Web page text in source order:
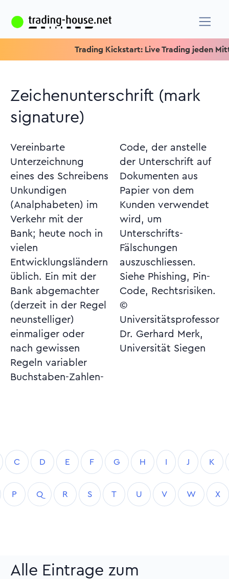
Trading Kickstart: Live Trading jeden
Zeichenunterschrift (mark
signature)
Vereinbarte
Unterzeichnung
eines des Schreibens
Unkundigen
(Analphabeten) im
Verkehr mit der
Bank; heute noch in
vielen
Entwicklungsländern
üblich. Ein mit der
Bank abgemachter
(derzeit in der Regel
neunstelliger)
einmaliger oder
nach gewissen
Regeln variabler
Buchstaben-Zahlen-
Code, der anstelle
der Unterschrift auf
Dokumenten aus
Papier von dem
Kunden verwendet
wird, um
Unterschrifts-
Fälschungen
auszuschliessen.
Siehe Phishing, Pin-
Code, Rechtsrisiken.
©
Universitätsprofessor
Dr. Gerhard Merk,
Universität Siegen
C D E F G H I J K
P Q R S T U V W X
Alle Eintrage zum